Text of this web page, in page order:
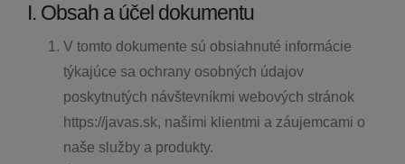
I. Obsah a účel dokumentu
V tomto dokumente sú obsiahnuté informácie
týkajúce sa ochrany osobných údajov
poskytnutých návštevníkmi webových stránok
https://javas.sk, našimi klientmi a záujemcami o
naše služby a produkty.